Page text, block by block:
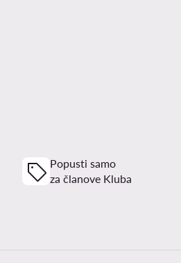
Popusti samo
za članove Kluba